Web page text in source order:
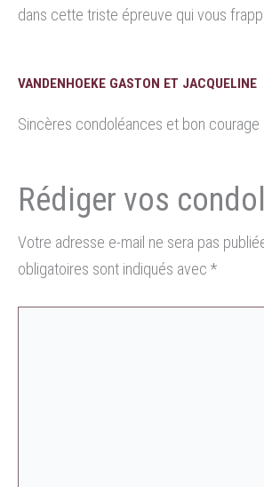
dans cette triste épreuve qui vous
VANDENHOEKE GASTON ET JACQUELINE
Sincères condoléances et bon courage
Votre adresse e-mail ne sera pas
obligatoires sont indiqués avec *